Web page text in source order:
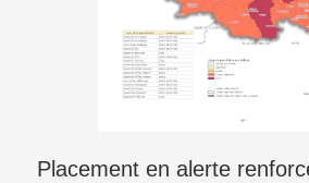
Placement en alerte